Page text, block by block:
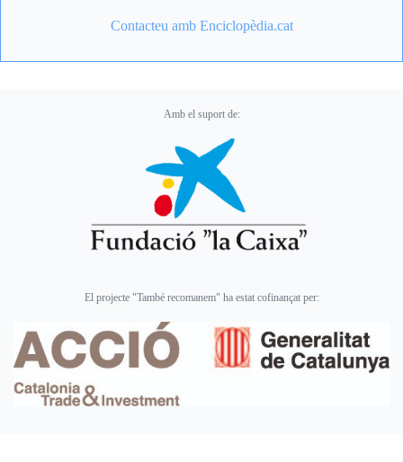
Contacteu amb Enciclopèdia.cat
Amb el suport de:
El projecte "També recomanem" ha estat cofinançat per: